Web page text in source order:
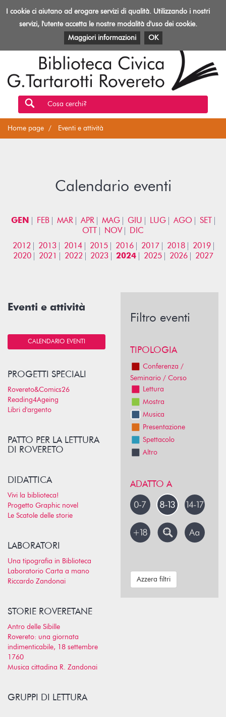
Toggle
Biblioteca
Rovereto
EVENTI E ATTIVITÀ PATRIMONIO E RISORSE
Cosa cerchi?
Home page Eventi e attività
Calendario eventi
GEN FEB MAR APR MAG GIU LUG AGO
SET
OTT
NOV
DIC
2012
2013 2014 2015 2016 2017 2018
2019
2020
2021 2022 2023 2024 2025 2026 2027
Eventi e attività
CALENDARIO EVENTI
PROGETTI SPECIALI
Rovereto&Comics26
Reading4Ageing
Libri d'argento
PATTO PER LA LETTURA
DI ROVERETO
DIDATTICA
Vivi la biblioteca!
Progetto Graphic novel
Le Scatole delle storie
LABORATORI
Una tipografia in Biblioteca
Laboratorio Carta a mano
Riccardo Zandonai
STORIE ROVERETANE
Antro delle Sibille
Rovereto: una giornata
indimenticabile, 18 settembre
1760
Musica cittadina R. Zandonai
GRUPPI DI LETTURA
Filtro eventi
TIPOLOGIA
Conferenza /
Seminario / Corso
Lettura
Mostra
Musica
Presentazione
Spettacolo
Altro
ADATTO A
Azzera filtri
I cookie ci aiutano ad erogare servizi di qualità. Utilizzando i nostri
servizi, l'utente accetta le nostre modalità d'uso dei cookie.
Maggiori informazioni
OK